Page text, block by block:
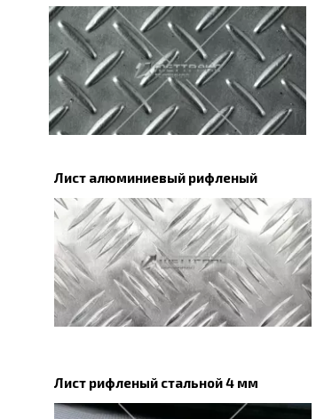
Лист алюминиевый рифленый
Лист рифленый стальной 4 мм